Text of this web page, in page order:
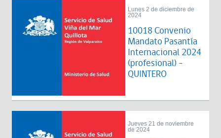
Lunes 2 de diciembre de
2024
10018 Convenio
Mandato Pasantía
Internacional 2024
(profesional) -
QUINTERO
Jueves 21 de noviembre
de 2024